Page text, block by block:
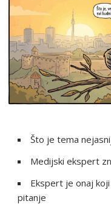
Što je tema
Medijski ekspert
Ekspert je onaj
pitanje